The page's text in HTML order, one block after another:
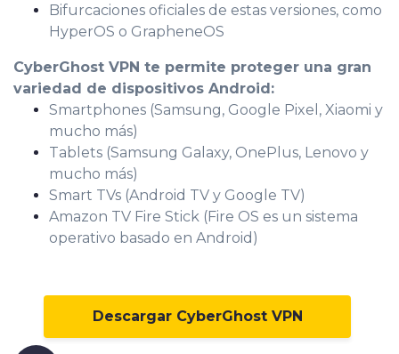
Bifurcaciones oficiales de estas versiones, como
HyperOS o GrapheneOS
CyberGhost VPN te permite proteger una gran
variedad de dispositivos Android:
Smartphones (Samsung, Google Pixel, Xiaomi y
mucho más)
Tablets (Samsung Galaxy, OnePlus, Lenovo y
mucho más)
Smart TVs (Android TV y Google TV)
Amazon TV Fire Stick (Fire OS es un sistema
operativo basado en Android)
Descargar CyberGhost VPN
0
1